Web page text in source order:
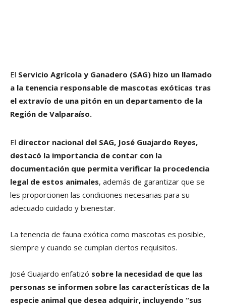
El Servicio Agrícola y Ganadero (SAG) hizo un llamado
a la tenencia responsable de mascotas exóticas tras
el extravío de una pitón en un departamento de la
Región de Valparaíso.
El director nacional del SAG, José Guajardo Reyes,
destacó la importancia de contar con la
documentación que permita verificar la procedencia
legal de estos animales, además de garantizar que se
les proporcionen las condiciones necesarias para su
adecuado cuidado y bienestar.
La tenencia de fauna exótica como mascotas es posible,
siempre y cuando se cumplan ciertos requisitos.
José Guajardo enfatizó sobre la necesidad de que las
personas se informen sobre las características de la
especie animal que desea adquirir, incluyendo “sus